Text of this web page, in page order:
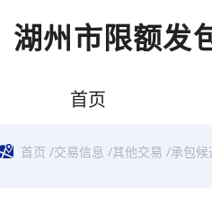
湖州市限额发
首页
首页 /交易信息 /其他交易 /承包候